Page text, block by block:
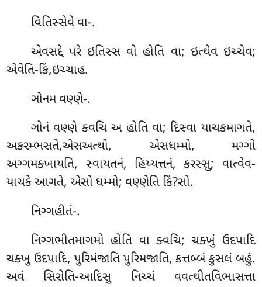
વિતિસ્સેવે વા-.
એવસદ્દે પરે ઇતિસ્સ વો હોતિ વા; ઇત્થેવ ઇચ્ચેવ;
એવેતિ-કિં,ઇચ્ચાહ.
ઞોનમ વણ્ણે-.
ઞોનં વણ્ણે ક્વચિ અ હોતિ વા; દિસ્વા યાચકમાગતે,
અકરમ્ભસતે,એસઅત્થો, એસધમ્મો, મગ્ગો
અગ્ગમક્ખાયતિ, સ્વાયતનં, હિય્યત્તનં, કરસ્સુ; વાત્વેવ-
યાચકે આગતે, એસો ધમ્મો; વણ્ણેતિ કિં?સો.
નિગ્ગહીતં-.
નિગ્ગભીતમાગમો હોતિ વા ક્વચિ; ચક્ખું ઉદપાદિ
ચક્ખુ ઉદપાદિ, પુરિમંજાતિ પુરિમજાતિ, કત્તબ્બં કુસલં બહું.
અવં સિરોતિ-આદિસુ નિચ્ચં વવત્થીતવિભાસત્તા